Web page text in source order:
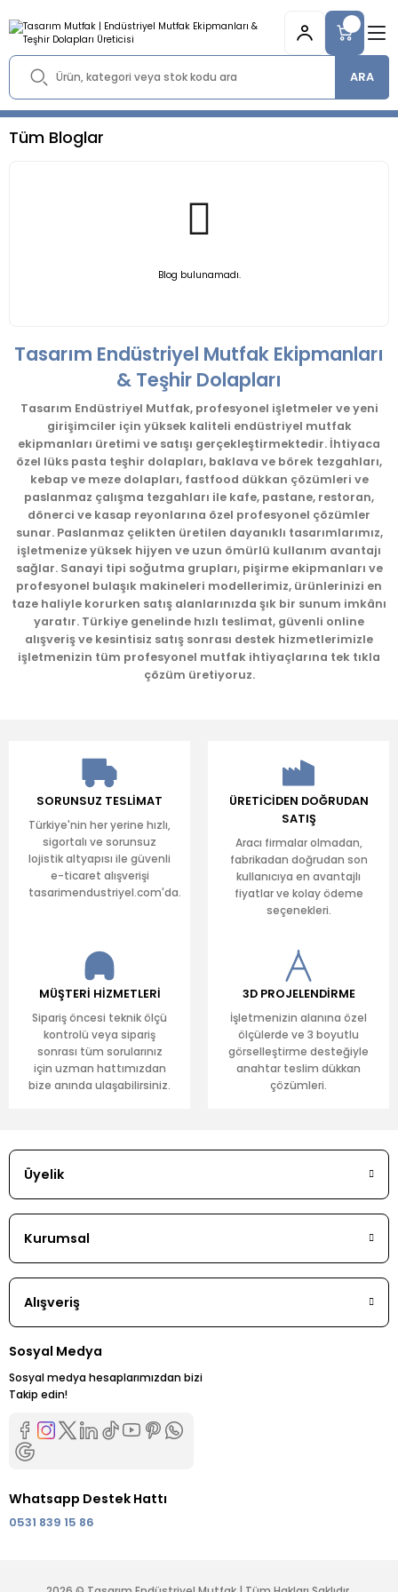
ARA
Tüm Bloglar
Blog bulunamadı.
Tasarım Endüstriyel Mutfak Ekipmanları
& Teşhir Dolapları
Tasarım Endüstriyel Mutfak, profesyonel işletmeler ve yeni
girişimciler için yüksek kaliteli endüstriyel mutfak
ekipmanları üretimi ve satışı gerçekleştirmektedir. İhtiyaca
özel lüks pasta teşhir dolapları, baklava ve börek tezgahları,
kebap ve meze dolapları, fastfood dükkan çözümleri ve
paslanmaz çalışma tezgahları ile kafe, pastane, restoran,
dönerci ve kasap reyonlarına özel profesyonel çözümler
sunar. Paslanmaz çelikten üretilen dayanıklı tasarımlarımız,
işletmenize yüksek hijyen ve uzun ömürlü kullanım avantajı
sağlar. Sanayi tipi soğutma grupları, pişirme ekipmanları ve
profesyonel bulaşık makineleri modellerimiz, ürünlerinizi en
taze haliyle korurken satış alanlarınızda şık bir sunum imkânı
yaratır. Türkiye genelinde hızlı teslimat, güvenli online
alışveriş ve kesintisiz satış sonrası destek hizmetlerimizle
işletmenizin tüm profesyonel mutfak ihtiyaçlarına tek tıkla
çözüm üretiyoruz.
SORUNSUZ TESLİMAT
Türkiye'nin her yerine hızlı,
sigortalı ve sorunsuz
lojistik altyapısı ile güvenli
e-ticaret alışverişi
tasarimendustriyel.com'da.
ÜRETİCİDEN DOĞRUDAN
SATIŞ
Aracı firmalar olmadan,
fabrikadan doğrudan son
kullanıcıya en avantajlı
fiyatlar ve kolay ödeme
seçenekleri.
MÜŞTERİ HİZMETLERİ
Sipariş öncesi teknik ölçü
kontrolü veya sipariş
sonrası tüm sorularınız
için uzman hattımızdan
bize anında ulaşabilirsiniz.
3D PROJELENDİRME
İşletmenizin alanına özel
ölçülerde ve 3 boyutlu
görselleştirme desteğiyle
anahtar teslim dükkan
çözümleri.
Üyelik
Kurumsal
Alışveriş
Sosyal Medya
Sosyal medya hesaplarımızdan bizi
Takip edin!
Whatsapp Destek Hattı
0531 839 15 86